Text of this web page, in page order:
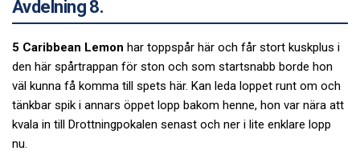
Avdelning 8.
5 Caribbean Lemon har toppspår här och får stort kuskplus i
den här spårtrappan för ston och som startsnabb borde hon
väl kunna få komma till spets här. Kan leda loppet runt om och
tänkbar spik i annars öppet lopp bakom henne, hon var nära att
kvala in till Drottningpokalen senast och ner i lite enklare lopp
nu.